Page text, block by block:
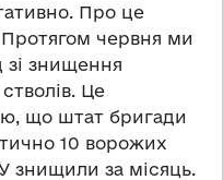
Про це
червня ми
знищення
Це
що штат бригади
10 ворожих
знищили за місяць.